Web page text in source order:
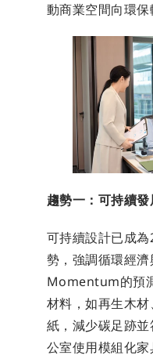
動商業空間向環保
趨勢一：可持續
可持續設計已成
勢，強調循環經
Momentum的預
材料，如再生木
紙，減少碳足跡
公室使用模組化